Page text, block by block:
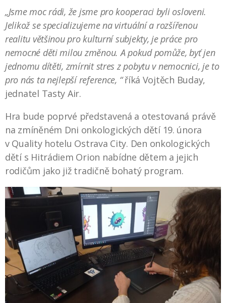
„Jsme moc rádi, že jsme pro kooperaci byli osloveni.
Jelikož se specializujeme na virtuální a rozšířenou
realitu většinou pro kulturní subjekty, je práce pro
nemocné děti milou změnou. A pokud pomůže, byť jen
jednomu dítěti, zmírnit stres z pobytu v nemocnici, je to
pro nás ta nejlepší reference, “říká Vojtěch Buday,
jednatel Tasty Air.
Hra bude poprvé představená a otestovaná právě
na zmíněném Dni onkologických dětí 19. února
v Quality hotelu Ostrava City. Den onkologických
dětí s Hitrádiem Orion nabídne dětem a jejich
rodičům jako již tradičně bohatý program.